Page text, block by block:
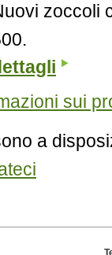
zoccoli
sui
a